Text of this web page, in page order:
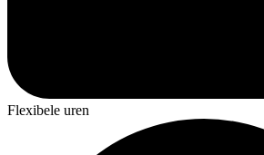
Flexibele uren